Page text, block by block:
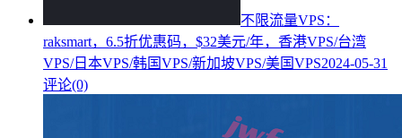
不限流量VPS：
raksmart，6.5折优惠码，$32美元/年，香港VPS/台湾
VPS/日本VPS/韩国VPS/新加坡VPS/美国VPS2024-05-31
评论(0)